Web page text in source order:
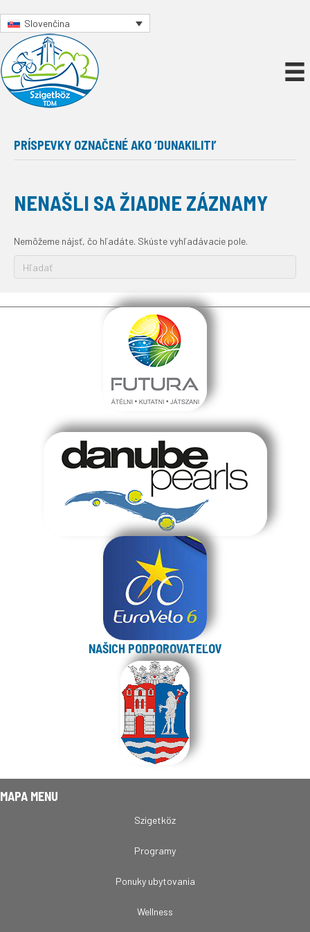
Slovenčina
PRÍSPEVKY OZNAČENÉ AKO ‘DUNAKILITI’
NENAŠLI SA ŽIADNE ZÁZNAMY
Nemôžeme nájsť, čo hľadáte. Skúste vyhľadávacie pole.
NAŠICH PODPOROVATEĽOV
MAPA MENU
Szigetköz
Programy
Ponuky ubytovania
Wellness